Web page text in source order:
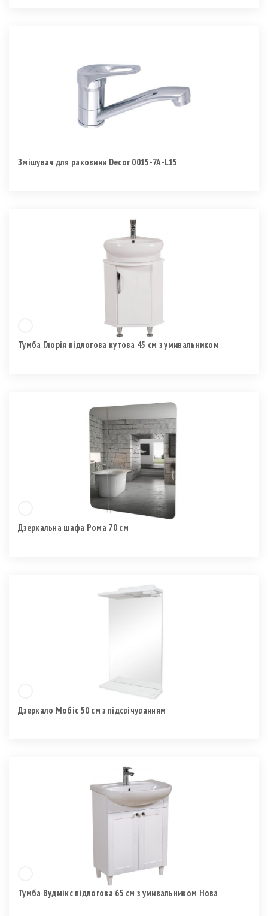
Змішувач для раковини Decor 0015-7A-L15
Тумба Глорія підлогова кутова 45 см з умивальником
Дзеркальна шафа Рома 70 см
Дзеркало Мобіс 50 см з підсвічуванням
Тумба Вудмікс підлогова 65 см з умивальником Нова